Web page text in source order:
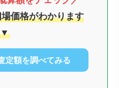
価格がわかります
▼
定額を調べてみる